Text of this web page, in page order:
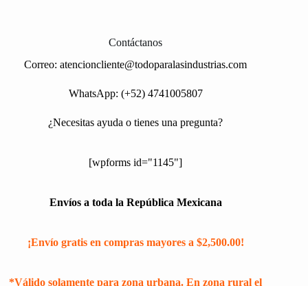
Contáctanos
Correo:atencioncliente@todoparalasindustrias.com
WhatsApp: (+52) 4741005807
¿Necesitas ayuda o tienes una pregunta?
[wpforms id="1145"]
Envíos a toda la República Mexicana
¡Envío gratis en compras mayores a $2,500.00!
*Válido solamente para zona urbana. En zona rural el